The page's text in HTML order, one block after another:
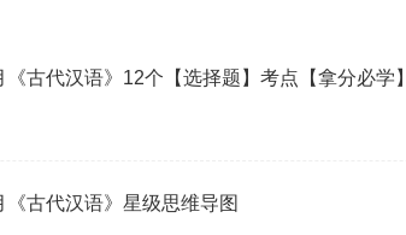
《古代汉语》12个【选择题】考点【拿分必学】
《古代汉语》星级思维导图